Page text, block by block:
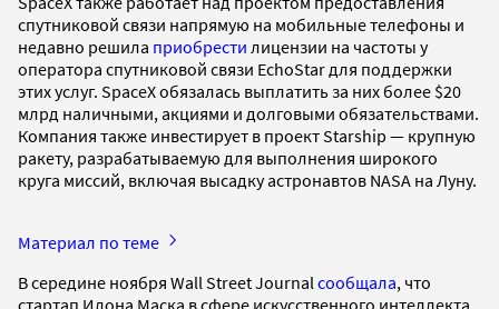
спутниковой связи напрямую на мобильные телефоны и
недавно решила приобрести лицензии на частоты у
оператора спутниковой связи EchoStar для поддержки
этих услуг. SpaceX обязалась выплатить за них более $20
млрд наличными, акциями и долговыми обязательствами.
Компания также инвестирует в проект Starship — крупную
ракету, разрабатываемую для выполнения широкого
круга миссий, включая высадку астронавтов NASA на Луну.
Материал по теме
В середине ноября Wall Street Journal сообщала, что
стартап Илона Маска в сфере искусственного интеллекта